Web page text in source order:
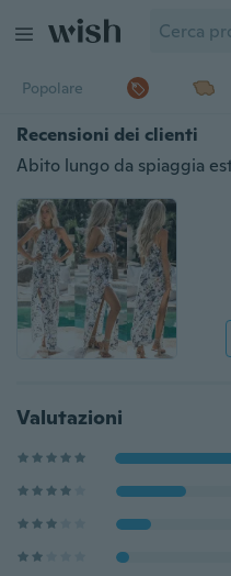
Popolare
Recensioni dei clienti
Valutazioni